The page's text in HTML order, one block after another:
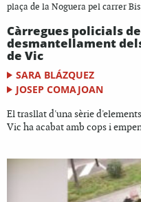
plaça de la Noguera pel carrer
Càrregues policials
desmantellament
de Vic
SARA BLÁZQUEZ
JOSEP COMAJOAN
El trasllat d'una sèrie
Vic ha acabat amb cops i